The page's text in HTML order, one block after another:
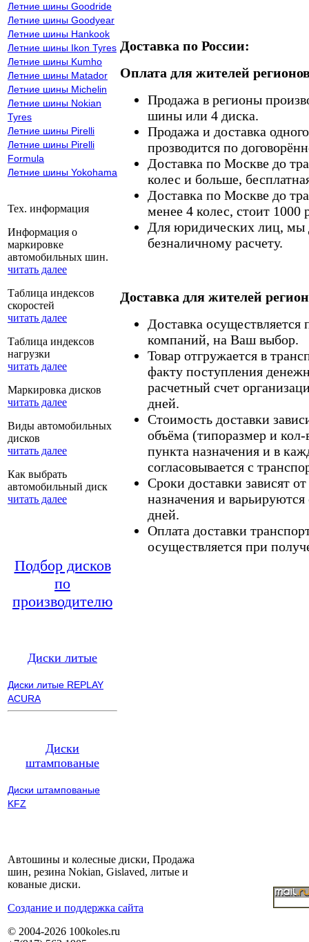
Летние шины Goodride
Летние шины Goodyear
Летние шины Hankook
Летние шины Ikon Tyres
Летние шины Kumho
Летние шины Matador
Летние шины Michelin
Летние шины Nokian
Tyres
Летние шины Pirelli
Летние шины Pirelli
Formula
Летние шины Yokohama
Тех. информация
Информация о
маркировке
автомобильных шин.
читать далее
Таблица индексов
скоростей
читать далее
Таблица индексов
нагрузки
читать далее
Маркировка дисков
читать далее
Виды автомобильных
дисков
читать далее
Как выбрать
автомобильный диск
читать далее
Подбор дисков
по
производителю
Диски литые
Диски литые REPLAY
ACURA
Диски
штампованые
Диски штампованые
KFZ
Доставка по России:
Оплата для жителей
Продажа в регионы
шины или 4 диска.
Продажа и доставка
прозводится по
Доставка по Москве до
колес и больше,
Доставка по Москве до
менее 4 колес, стоит 1000
Для юридических лиц, мы
безналичному расчету.
Доставка для жителей
Доставка
компаний, на Ваш выбор.
Товар отгружается в
факту поступления
расчетный счет
дней.
Стоимость доставки
объёма (типоразмер и кол-
пункта назначения и в
согласовывается с
Сроки доставки зависят
назначения и
дней.
Оплата доставки
осуществляется при
Автошины и колесные диски, Продажа
шин, резина Nokian, Gislaved, литые и
кованые диски.
Cоздание и поддержка сайта
© 2004-2026 100koles.ru